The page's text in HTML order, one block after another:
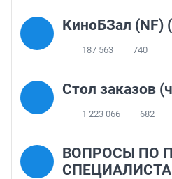
КиноБЗал (NF)
187 563 740
Стол заказов
1 223 066 682
ВОПРОСЫ ПО
СПЕЦИАЛИСТА